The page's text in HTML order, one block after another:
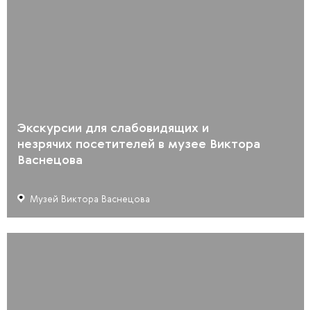
Экскурсии для слабовидящих и
незрячих посетителей в музее Виктора
Васнецова
Музей Виктора Васнецова